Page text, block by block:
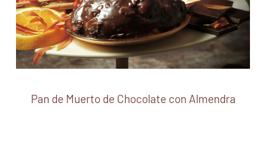
Pan de Muerto de Chocolate con Almendra